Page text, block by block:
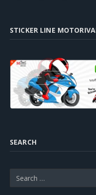
STICKER LINE
SEARCH